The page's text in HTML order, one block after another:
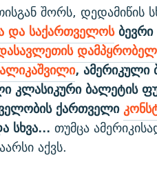
შორს, დედამიწის
და საქართველოსბევრი
, ამერიკული
კლასიკური ბალეტის
ქართველი
სხვა... თუმცა
აქვს.